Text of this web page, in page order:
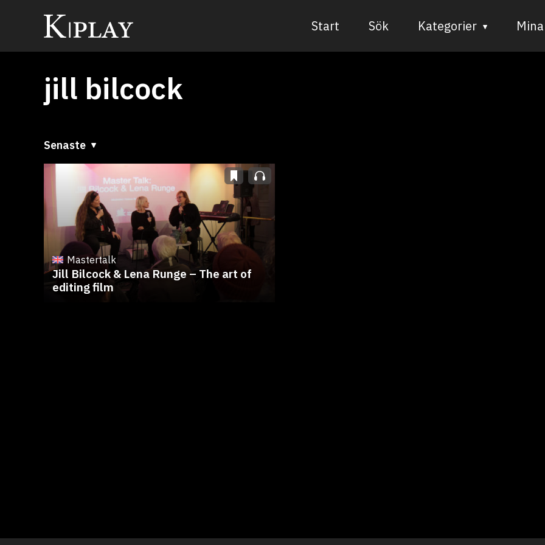
Start Sök Kategorier
jill bilcock
Senaste
Senaste
A till Ö
Ö till A
Mastertalk
Jill Bilcock & Lena Runge – The art of
editing film